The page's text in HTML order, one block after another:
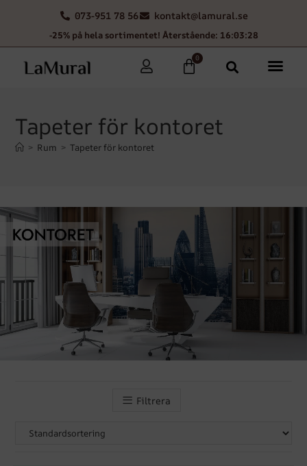
073-951 78 56 kontakt@lamural.se
-25% på hela sortimentet! Återstående: 16:03:25
0
Tapeter för kontoret
> Rum > Tapeter för kontoret
Filtrera